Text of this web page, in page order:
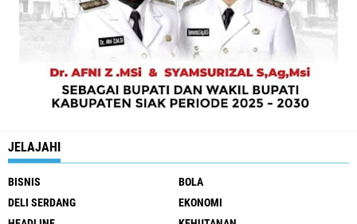
JELAJAHI
BISNIS
BOLA
DELI SERDANG
EKONOMI